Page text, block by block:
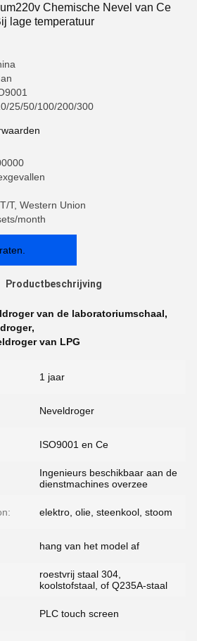
Chemische Nevel van Ce
lage temperatuur
25/50/100/200/300
T, Western Union
month
Productbeschrijving
van de laboratoriumschaal,
,
van LPG
1 jaar
Neveldroger
ISO9001 en Ce
Ingenieurs beschikbaar aan de
dienstmachines overzee
elektro, olie, steenkool, stoom
hang van het model af
roestvrij staal 304,
koolstofstaal, of Q235A-staal
PLC touch screen